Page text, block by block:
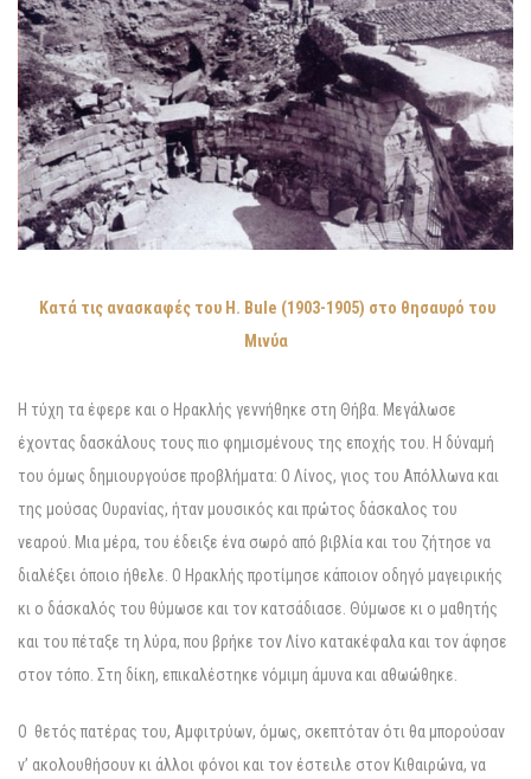
Κατά τις ανασκαφές του H. Bule (1903-1905) στο θησαυρό του
Μινύα
Η τύχη τα έφερε και ο Ηρακλής γεννήθηκε στη Θήβα. Μεγάλωσε
έχοντας δασκάλους τους πιο φημισμένους της εποχής του. Η δύναμή
του όμως δημιουργούσε προβλήματα: Ο Λίνος, γιος του Απόλλωνα και
της μούσας Ουρανίας, ήταν μουσικός και πρώτος δάσκαλος του
νεαρού. Μια μέρα, του έδειξε ένα σωρό από βιβλία και του ζήτησε να
διαλέξει όποιο ήθελε. Ο Ηρακλής προτίμησε κάποιον οδηγό μαγειρικής
κι ο δάσκαλός του θύμωσε και τον κατσάδιασε. Θύμωσε κι ο μαθητής
και του πέταξε τη λύρα, που βρήκε τον Λίνο κατακέφαλα και τον άφησε
στον τόπο. Στη δίκη, επικαλέστηκε νόμιμη άμυνα και αθωώθηκε.
Ο θετός πατέρας του, Αμφιτρύων, όμως, σκεπτόταν ότι θα μπορούσαν
ν’ ακολουθήσουν κι άλλοι φόνοι και τον έστειλε στον Κιθαιρώνα, να